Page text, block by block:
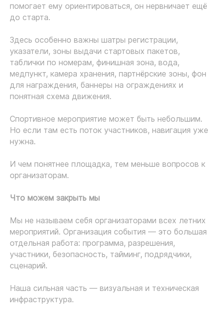
помогает ему ориентироваться, он нервничает ещё
до старта.
Здесь особенно важны шатры регистрации,
указатели, зоны выдачи стартовых пакетов,
таблички по номерам, финишная зона, вода,
медпункт, камера хранения, партнёрские зоны, фон
для награждения, баннеры на ограждениях и
понятная схема движения.
Спортивное мероприятие может быть небольшим.
Но если там есть поток участников, навигация уже
нужна.
И чем понятнее площадка, тем меньше вопросов к
организаторам.
Что можем закрыть мы
Мы не называем себя организаторами всех летних
мероприятий. Организация события — это большая
отдельная работа: программа, разрешения,
участники, безопасность, тайминг, подрядчики,
сценарий.
Наша сильная часть — визуальная и техническая
инфраструктура.